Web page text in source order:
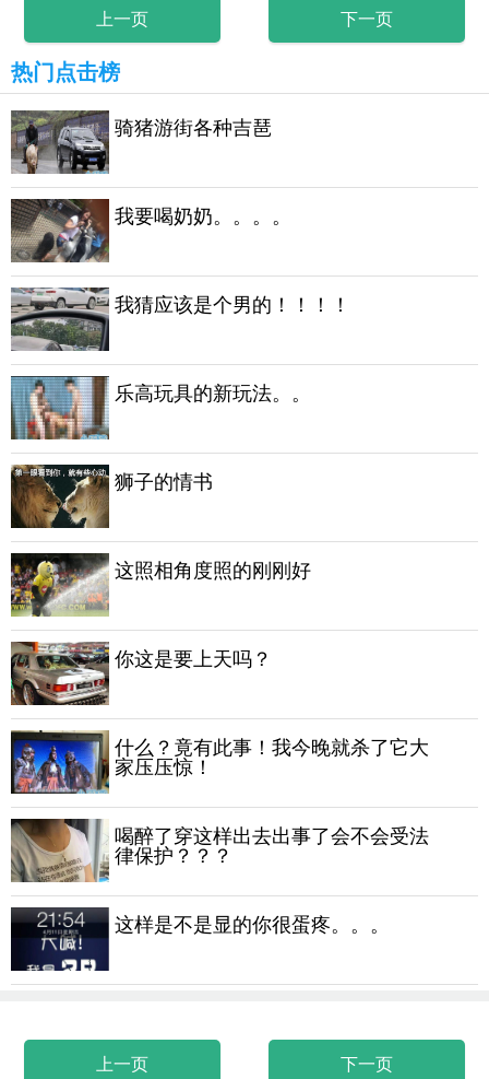
上一页 下一页
热门点击榜
骑猪游街各种吉琶
我要喝奶奶。。。。
我猜应该是个男的！！！！
乐高玩具的新玩法。。
狮子的情书
这照相角度照的刚刚好
你这是要上天吗？
什么？竟有此事！我今晚就杀了它大
家压压惊！
喝醉了穿这样出去出事了会不会受法
律保护？？？
这样是不是显的你很蛋疼。。。
上一页 下一页